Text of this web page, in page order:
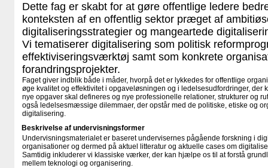
Dette fag er skabt for at gøre offentlige ledere
konteksten af en offentlig sektor præget af
digitaliseringsstrategier og mangeartede
Vi tematiserer digitalisering som politisk
effektiviseringsværktøj samt som konkrete
forandringsprojekter.
Faget giver indblik både i måder, hvorpå det er lykkedes for offentlige
øge kvalitet og effektivitet i opgaveløsningen og i ledelsesudfordringer, der
nye opgaver skal defineres og nye professionelle relationer, strukturer og
også ledelsesmæssige dilemmaer, der opstår med de politiske, etiske og
digitalisering.
Beskrivelse af undervisningsformer
Undervisningsmaterialet er baseret undervisernes pågående forskning i
organisationer og dermed på aktuel litteratur og aktuelle cases om
Samtidig inkluderer vi klassiske værker, der kan hjælpe os til at forstå
mellem teknologi og organisering.